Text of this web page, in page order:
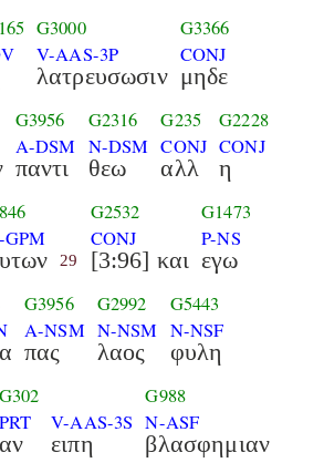
G3000
V-AAS-3P
λατρευσωσιν
G3366
CONJ
μηδε
G3956
A-DSM
παντι
G2316
N-DSM
θεω
G235
CONJ
αλλ
G2228
CONJ
η
29
G2532
CONJ
[3:96] και
G1473
P-NS
εγω
G3956
A-NSM
πας
G2992
N-NSM
λαος
G5443
N-NSF
φυλη
G302
PRT
αν
V-AAS-3S
ειπη
G988
N-ASF
βλασφημιαν